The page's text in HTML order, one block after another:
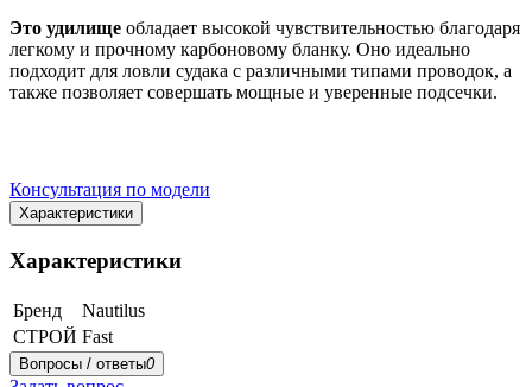
Это удилище обладает высокой чувствительностью благодаря
легкому и прочному карбоновому бланку. Оно идеально
подходит для ловли судака с различными типами проводок, а
также позволяет совершать мощные и уверенные подсечки.
Консультация по модели
Характеристики
Характеристики
Бренд
Nautilus
СТРОЙ Fast
Вопросы / ответы0